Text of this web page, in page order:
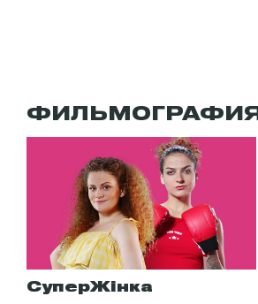
ФИЛЬМОГРАФИЯ
СуперЖінка